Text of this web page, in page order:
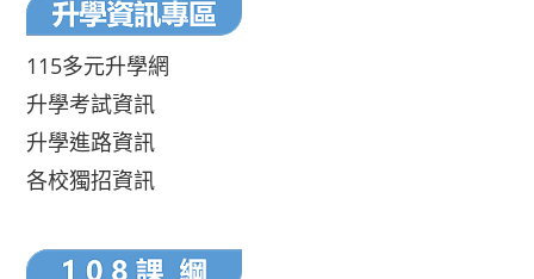
115多元升學網
升學考試資訊
升學進路資訊
各校獨招資訊